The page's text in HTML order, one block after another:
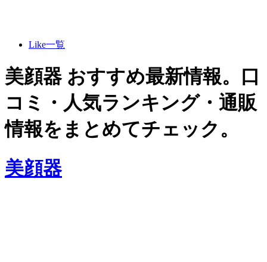
Like一覧
美顔器 おすすめ最新情報。口
コミ・人気ランキング・通販
情報をまとめてチェック。
美顔器